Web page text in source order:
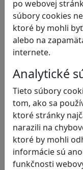
po webovej
súbory cookies
ktoré by mohli
alebo na
internete.
Analytické
Tieto súbory
tom, ako sa
ktoré stránky
narazili na
ktoré by mohli
informácie sú
funkčnosti
Čítanie s
Digitálna
Ekológia
Emočná
Finančná
Kreativita
Kritické
Kultúrne
Kyberšikana
Logické
Ľudské práva
Mediálna
Motorika a